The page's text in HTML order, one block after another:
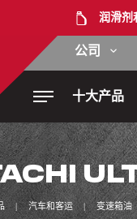
润滑剂
公司
十大产品
汽车和客运 变速箱油